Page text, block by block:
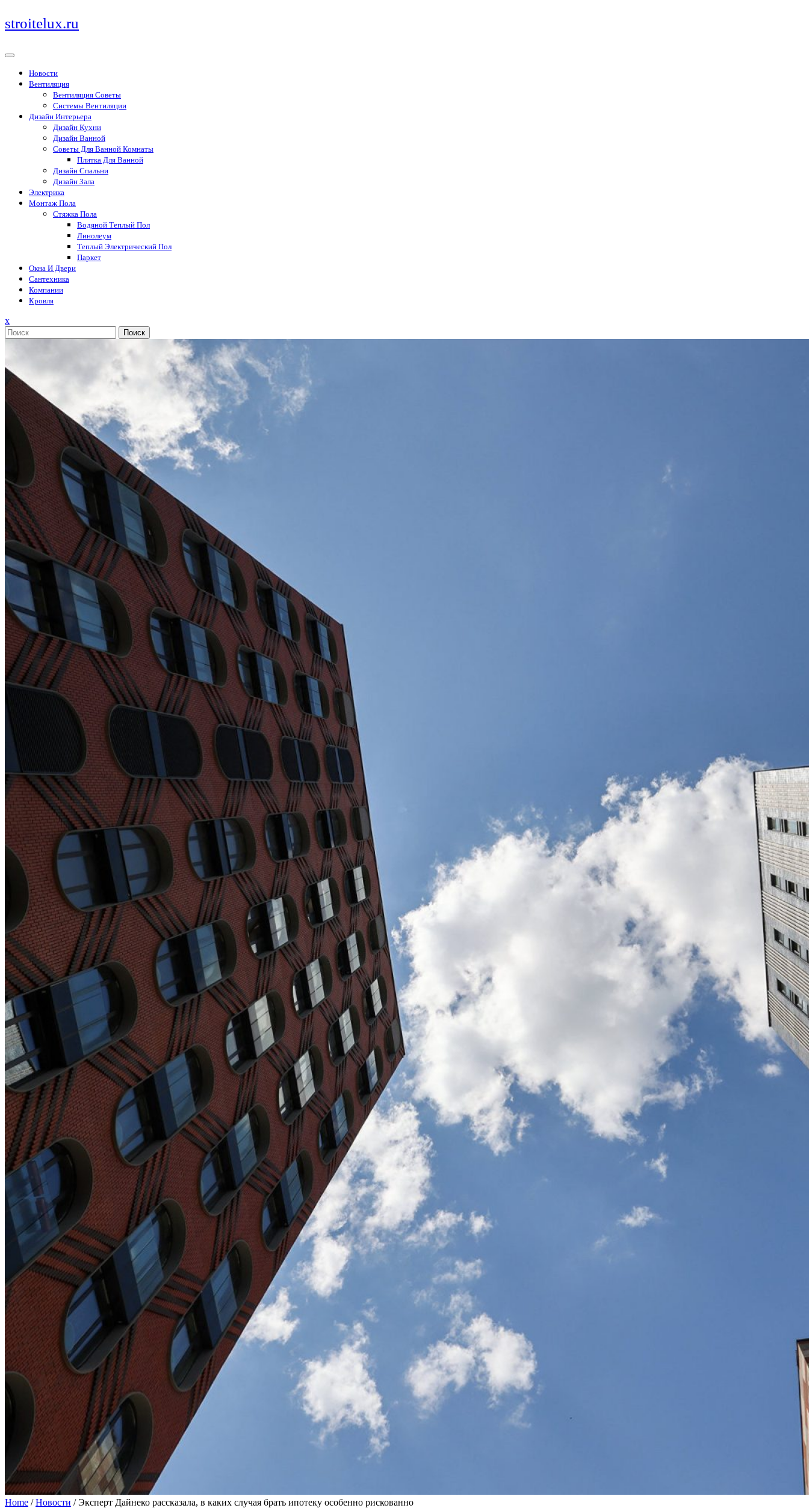
Перейти
к
stroitelux.ru
Новости
Вентиляция
Вентиляция Советы
Системы Вентиляции
Дизайн Интерьера
Дизайн Кухни
Дизайн Ванной
Советы Для Ванной Комнаты
Плитка Для Ванной
Дизайн Спальни
Дизайн Зала
Электрика
Монтаж Пола
Стяжка Пола
Водяной Теплый Пол
Линолеум
Теплый Электрический Пол
Паркет
Окна И Двери
Сантехника
Компании
Кровля
xЗакрыть
меню
Поиск
Home /Новости /Эксперт Дайнеко рассказала, в каких случая брать ипотеку особенно рискованно